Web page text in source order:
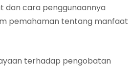
dan cara penggunaannya
pemahaman tentang manfaat
terhadap pengobatan